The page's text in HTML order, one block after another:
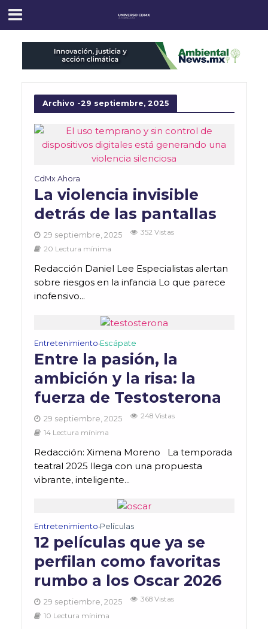
Archivo -29 septiembre, 2025
CdMx Ahora
La violencia invisible
detrás de las pantallas
29 septiembre, 2025
352 Vistas
20 Lectura mínima
Redacción Daniel Lee Especialistas alertan
sobre riesgos en la infancia Lo que parece
inofensivo...
Entretenimiento•Escápate
Entre la pasión, la
ambición y la risa: la
fuerza de Testosterona
29 septiembre, 2025
248 Vistas
14 Lectura mínima
Redacción: Ximena Moreno La temporada
teatral 2025 llega con una propuesta
vibrante, inteligente...
Entretenimiento•Películas
12 películas que ya se
perfilan como favoritas
rumbo a los Oscar 2026
29 septiembre, 2025
368 Vistas
10 Lectura mínima